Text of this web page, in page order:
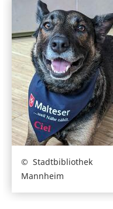
Stadtbibliothek
Mannheim